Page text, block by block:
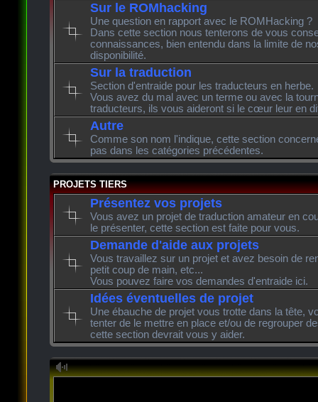
Sur le ROMhacking
Une question en rapport avec le ROMHacking ?
Dans cette section nous tenterons de vous
connaissances, bien entendu dans la limite de
disponibilité.
Sur la traduction
Section d'entraide pour les traducteurs en herbe.
Vous avez du mal avec un terme ou avec la
traducteurs, ils vous aideront si le cœur leur en
Autre
Comme son nom l'indique, cette section
pas dans les catégories précédentes.
PROJETS TIERS
Présentez vos projets
Vous avez un projet de traduction amateur en
le présenter, cette section est faite pour vous.
Demande d'aide aux projets
Vous travaillez sur un projet et avez besoin de
petit coup de main, etc...
Vous pouvez faire vos demandes d'entraide ici.
Idées éventuelles de projet
Une ébauche de projet vous trotte dans la tête,
tenter de le mettre en place et/ou de regrouper
cette section devrait vous y aider.